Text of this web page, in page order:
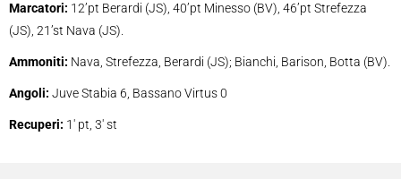
Marcatori: 12’pt Berardi (JS), 40’pt Minesso (BV), 46’pt Strefezza
(JS), 21’st Nava (JS).
Ammoniti: Nava, Strefezza, Berardi (JS); Bianchi, Barison, Botta (BV).
Angoli: Juve Stabia 6, Bassano Virtus 0
Recuperi: 1′ pt, 3′ st